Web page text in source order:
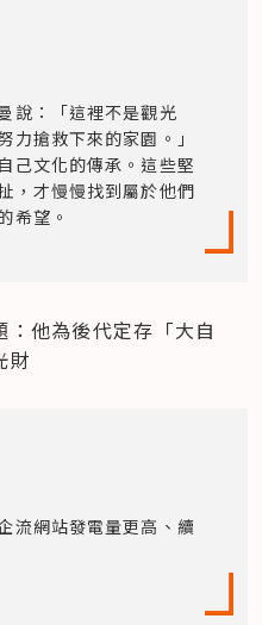
說：「這裡不是觀光
力搶救下來的家園。」
己文化的傳承。這些堅
，才慢慢找到屬於他們
希望。
：他為後代定存「大自
財
流網站發電量更高、續